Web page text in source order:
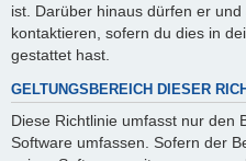
ist. Darüber hinaus dürfen er
kontaktieren, sofern du dies in
gestattet hast.
GELTUNGSBEREICH DIESER
Diese Richtlinie umfasst nur den
Software umfassen. Sofern der